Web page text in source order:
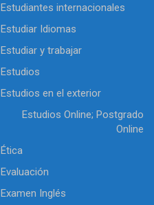
Estudiantes internacionales
Estudiar Idiomas
Estudiar y trabajar
Estudios
Estudios en el exterior
Estudios Online; Postgrado
Online
Ética
Evaluación
Examen Inglés